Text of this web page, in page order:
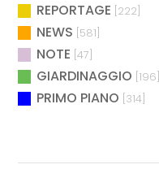
REPORTAGE [222]
NEWS [581]
NOTE [47]
GIARDINAGGIO [196]
PRIMO PIANO [314]